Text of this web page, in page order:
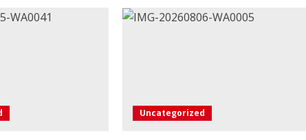
Uncategorized